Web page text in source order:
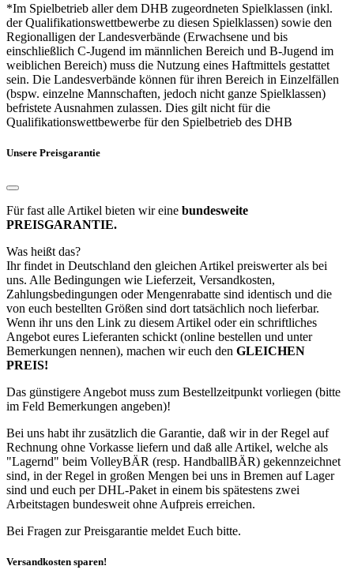
*Im Spielbetrieb aller dem DHB zugeordneten Spielklassen (inkl.
der Qualifikationswettbewerbe zu diesen Spielklassen) sowie den
Regionalligen der Landesverbände (Erwachsene und bis
einschließlich C-Jugend im männlichen Bereich und B-Jugend im
weiblichen Bereich) muss die Nutzung eines Haftmittels gestattet
sein. Die Landesverbände können für ihren Bereich in Einzelfällen
(bspw. einzelne Mannschaften, jedoch nicht ganze Spielklassen)
befristete Ausnahmen zulassen. Dies gilt nicht für die
Qualifikationswettbewerbe für den Spielbetrieb des DHB
Unsere Preisgarantie
Für fast alle Artikel bieten wir eine bundesweite
PREISGARANTIE.
Was heißt das?
Ihr findet in Deutschland den gleichen Artikel preiswerter als bei
uns. Alle Bedingungen wie Lieferzeit, Versandkosten,
Zahlungsbedingungen oder Mengenrabatte sind identisch und die
von euch bestellten Größen sind dort tatsächlich noch lieferbar.
Wenn ihr uns den Link zu diesem Artikel oder ein schriftliches
Angebot eures Lieferanten schickt (online bestellen und unter
Bemerkungen nennen), machen wir euch den GLEICHEN
PREIS!
Das günstigere Angebot muss zum Bestellzeitpunkt vorliegen (bitte
im Feld Bemerkungen angeben)!
Bei uns habt ihr zusätzlich die Garantie, daß wir in der Regel auf
Rechnung ohne Vorkasse liefern und daß alle Artikel, welche als
"Lagernd" beim VolleyBÄR (resp. HandballBÄR) gekennzeichnet
sind, in der Regel in großen Mengen bei uns in Bremen auf Lager
sind und euch per DHL-Paket in einem bis spätestens zwei
Arbeitstagen bundesweit ohne Aufpreis erreichen.
Bei Fragen zur Preisgarantie meldet Euch bitte.
Versandkosten sparen!